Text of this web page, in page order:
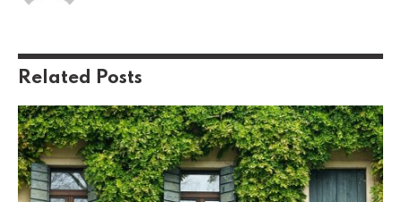
Related Posts